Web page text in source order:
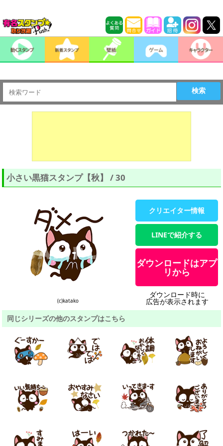
検索
小さい黒猫スタンプ【秋】 / 30
(c)katako
クリエイター情報
LINEで紹介する
ダウンロードはアプ
リから
ダウンロード時に
広告が表示されます
同じシリーズの他のスタンプはこちら